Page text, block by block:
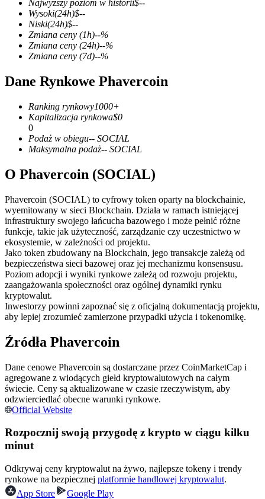
Kontrakty terminowe COIN-M
Kontrakty terminowe na kryptowaluty
TradFi
Instrumenty pochodne na akcje, forex, metale szlachetne i
towary
Kontrakty terminowe na USDC
Kontrakty futures wykorzystujące USDC jako zabezpieczenie
Kopiowanie Transakcji
Dołącz do najlepszych traderów
Najwyższy poziom w historii$--
Wysoki(24h)$--
Niski(24h)$--
Zmiana ceny (1h)--%
Zmiana ceny (24h)--%
Zmiana ceny (7d)--%
Dane Rynkowe Phavercoin
Ranking rynkowy1000+
Kapitalizacja rynkowa$0
0
Podaż w obiegu-- SOCIAL
Maksymalna podaż-- SOCIAL
O Phavercoin (SOCIAL)
Phavercoin (SOCIAL) to cyfrowy token oparty na blockchainie,
wyemitowany w sieci Blockchain. Działa w ramach istniejącej
infrastruktury swojego łańcucha bazowego i może pełnić różne
funkcje, takie jak użyteczność, zarządzanie czy uczestnictwo w
ekosystemie, w zależności od projektu.
Jako token zbudowany na Blockchain, jego transakcje zależą od
bezpieczeństwa sieci bazowej oraz jej mechanizmu konsensusu.
Poziom adopcji i wyniki rynkowe zależą od rozwoju projektu,
zaangażowania społeczności oraz ogólnej dynamiki rynku
kryptowalut.
Inwestorzy powinni zapoznać się z oficjalną dokumentacją projektu,
aby lepiej zrozumieć zamierzone przypadki użycia i tokenomikę.
Źródła Phavercoin
Dane cenowe Phavercoin są dostarczane przez CoinMarketCap i
agregowane z wiodących giełd kryptowalutowych na całym
świecie. Ceny są aktualizowane w czasie rzeczywistym, aby
odzwierciedlać obecne warunki rynkowe.
Official Website
Rozpocznij swoją przygodę z krypto w ciągu kilku
minut
Odkrywaj ceny kryptowalut na żywo, najlepsze tokeny i trendy
rynkowe na bezpiecznej platformie handlowej kryptowalut.
App Store
Google Play